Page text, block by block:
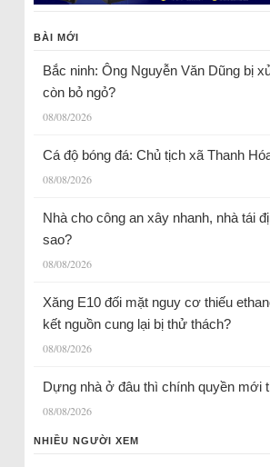
BÀI MỚI
Bắc ninh: Ông Nguyễn Văn Dũng bị
còn bỏ ngỏ?
08/08/2026
Cá độ bóng đá: Chủ tịch xã Thanh
08/08/2026
Nhà cho công an xây nhanh, nhà tái
sao?
08/08/2026
Xăng E10 đối mặt nguy cơ thiếu
kết nguồn cung lại bị thử thách?
08/08/2026
Dựng nhà ở đâu thì chính quyền mới
08/08/2026
NHIỀU NGƯỜI XEM